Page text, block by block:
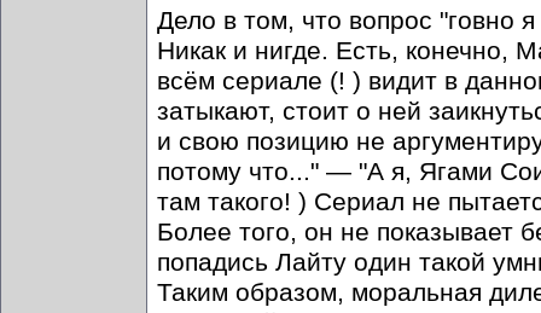
Дело в том, что вопрос "говно
Никак и нигде. Есть, конечно,
всём сериале (! ) видит в
затыкают, стоит о ней
и свою позицию не
потому что..." — "А я, Ягами
там такого! ) Сериал не
Более того, он не показывает
попадись Лайту один такой
Таким образом, моральная